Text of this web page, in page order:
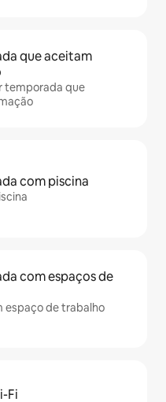
que aceitam
temporada que
com piscina
com espaços de
espaço de trabalho
Fi